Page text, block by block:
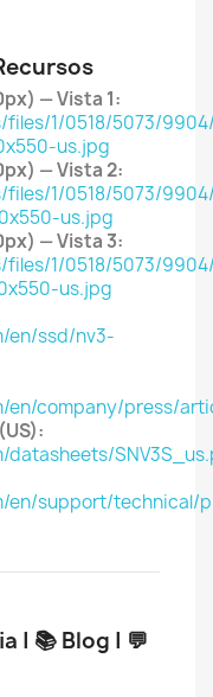
— Vista 1:
1/0518/5073/
us.jpg
— Vista 2:
1/0518/5073/
us.jpg
— Vista 3:
1/0518/5073/
us.jpg
en/ssd/nv3-
en/company/press/
en/support/technical/
| 📚 Blog | 💬